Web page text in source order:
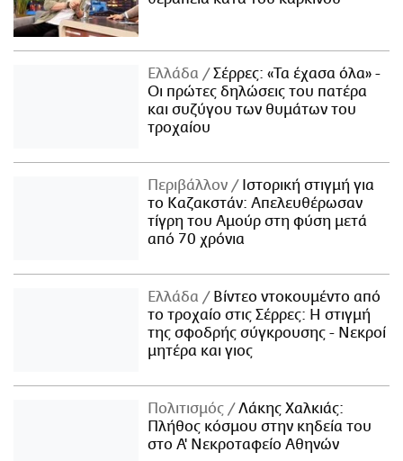
Ελλάδα
Σέρρες: «Τα έχασα όλα» -
Οι πρώτες δηλώσεις του πατέρα
και συζύγου των θυμάτων του
τροχαίου
Περιβάλλον
Ιστορική στιγμή για
το Καζακστάν: Απελευθέρωσαν
τίγρη του Αμούρ στη φύση μετά
από 70 χρόνια
Ελλάδα
Βίντεο ντοκουμέντο από
το τροχαίο στις Σέρρες: Η στιγμή
της σφοδρής σύγκρουσης - Νεκροί
μητέρα και γιος
Πολιτισμός
Λάκης Χαλκιάς:
Πλήθος κόσμου στην κηδεία του
στο Α' Νεκροταφείο Αθηνών